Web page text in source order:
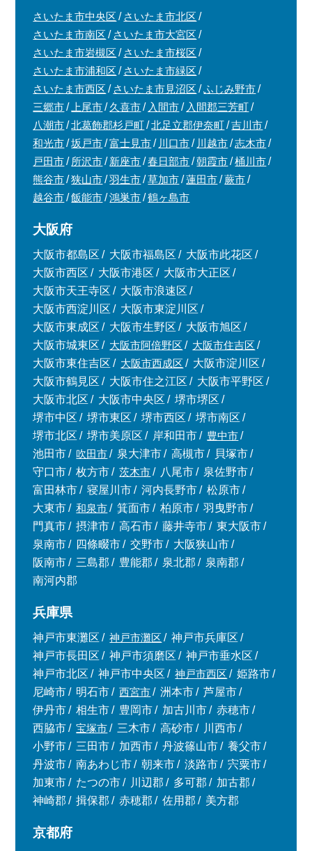
さいたま市中央区
さいたま市北区
さいたま市南区
さいたま市大宮区
さいたま市岩槻区
さいたま市桜区
さいたま市浦和区
さいたま市緑区
さいたま市西区
さいたま市見沼区
ふじみ野市
三郷市
上尾市 久喜市 入間市
入間郡三芳町
八潮市
北葛飾郡杉戸町 北足立郡伊奈町
吉川市
和光市
坂戸市 富士見市 川口市 川越市
志木市
戸田市
所沢市 新座市 春日部市 朝霞市
桶川市
熊谷市
狭山市 羽生市 草加市 蓮田市
蕨市
越谷市
飯能市 鴻巣市 鶴ヶ島市
大阪府
大阪市都島区 大阪市福島区
大阪市此花区
大阪市西区
大阪市港区
大阪市大正区
大阪市天王寺区
大阪市浪速区
大阪市西淀川区
大阪市東淀川区
大阪市東成区
大阪市生野区
大阪市旭区
大阪市城東区
大阪市阿倍野区
大阪市住吉区
大阪市東住吉区
大阪市西成区
大阪市淀川区
大阪市鶴見区
大阪市住之江区
大阪市平野区
大阪市北区
大阪市中央区
堺市堺区
堺市中区
堺市東区 堺市西区
堺市南区
堺市北区
堺市美原区 岸和田市
豊中市
池田市
吹田市 泉大津市 高槻市
貝塚市
守口市
枚方市 茨木市 八尾市
泉佐野市
富田林市
寝屋川市 河内長野市
松原市
大東市
和泉市 箕面市 柏原市
羽曳野市
門真市
摂津市 高石市 藤井寺市
東大阪市
泉南市
四條畷市 交野市
大阪狭山市
阪南市
三島郡 豊能郡 泉北郡
泉南郡
南河内郡
兵庫県
神戸市東灘区 神戸市灘区
神戸市兵庫区
神戸市長田区
神戸市須磨区
神戸市垂水区
神戸市北区
神戸市中央区 神戸市西区
姫路市
尼崎市
明石市 西宮市 洲本市
芦屋市
伊丹市
相生市 豊岡市 加古川市
赤穂市
西脇市
宝塚市 三木市 高砂市
川西市
小野市
三田市 加西市 丹波篠山市
養父市
丹波市
南あわじ市 朝来市 淡路市
宍粟市
加東市
たつの市 川辺郡 多可郡
加古郡
神崎郡
揖保郡 赤穂郡 佐用郡 美方郡
京都府